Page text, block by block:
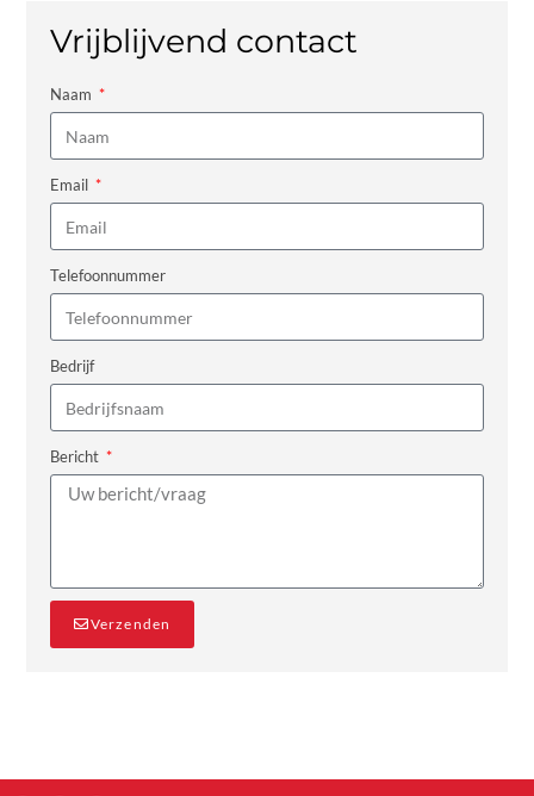
Vrijblijvend contact
Naam
Email
Telefoonnummer
Bedrijf
Bericht
Verzenden